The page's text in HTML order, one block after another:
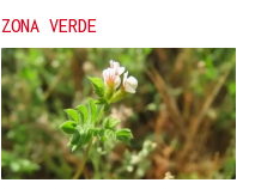
ZONA VERDE